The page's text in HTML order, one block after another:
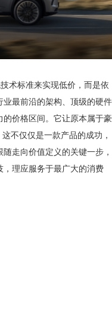
术标准来实现低价，而是依
最前沿的架构、顶级的硬件
价格区间。它让原本属于豪
不仅仅是一款产品的成功，
走向价值定义的关键一步，
理应服务于最广大的消费